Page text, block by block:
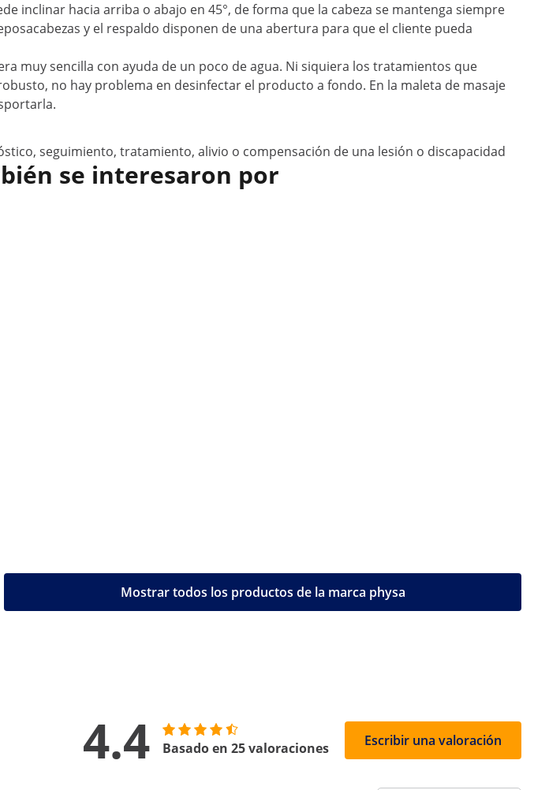
inclinar hacia arriba o abajo en 45°, de forma que la cabeza se mantenga siempre
y el respaldo disponen de una abertura para que el cliente pueda
muy sencilla con ayuda de un poco de agua. Ni siquiera los tratamientos que
no hay problema en desinfectar el producto a fondo. En la maleta de masaje
seguimiento, tratamiento, alivio o compensación de una lesión o discapacidad
se interesaron por
Mostrar todos los productos de la marca physa
4.4 Basado en 25 valoraciones Escribir una valoración